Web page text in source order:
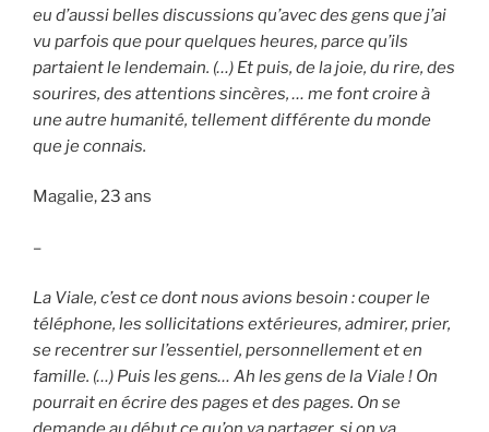
eu d’aussi belles discussions qu’avec des gens que j’ai
vu parfois que pour quelques heures, parce qu’ils
partaient le lendemain. (…) Et puis, de la joie, du rire, des
sourires, des attentions sincères, … me font croire à
une autre humanité, tellement différente du monde
que je connais.
Magalie, 23 ans
–
La Viale, c’est ce dont nous avions besoin : couper le
téléphone, les sollicitations extérieures, admirer, prier,
se recentrer sur l’essentiel, personnellement et en
famille. (…) Puis les gens… Ah les gens de la Viale ! On
pourrait en écrire des pages et des pages. On se